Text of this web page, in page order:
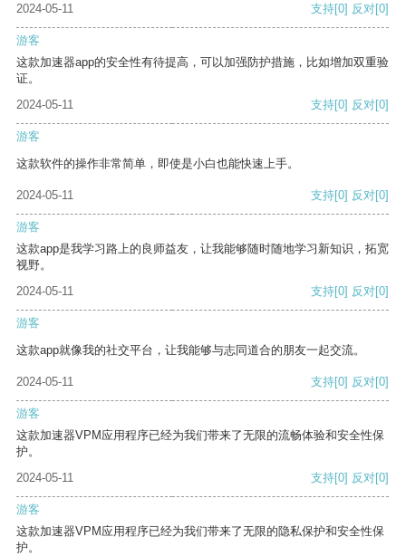
2024-05-11
支持[0] 反对[0]
游客
这款加速器app的安全性有待提高，可以加强防护措施，比如增加双重验
证。
2024-05-11
支持[0] 反对[0]
游客
这款软件的操作非常简单，即使是小白也能快速上手。
2024-05-11 支持[0] 反对[0]
游客
这款app是我学习路上的良师益友，让我能够随时随地学习新知识，拓宽
视野。
2024-05-11
支持[0] 反对[0]
游客
这款app就像我的社交平台，让我能够与志同道合的朋友一起交流。
2024-05-11 支持[0] 反对[0]
游客
这款加速器VPM应用程序已经为我们带来了无限的流畅体验和安全性保
护。
2024-05-11
支持[0] 反对[0]
游客
这款加速器VPM应用程序已经为我们带来了无限的隐私保护和安全性保
护。